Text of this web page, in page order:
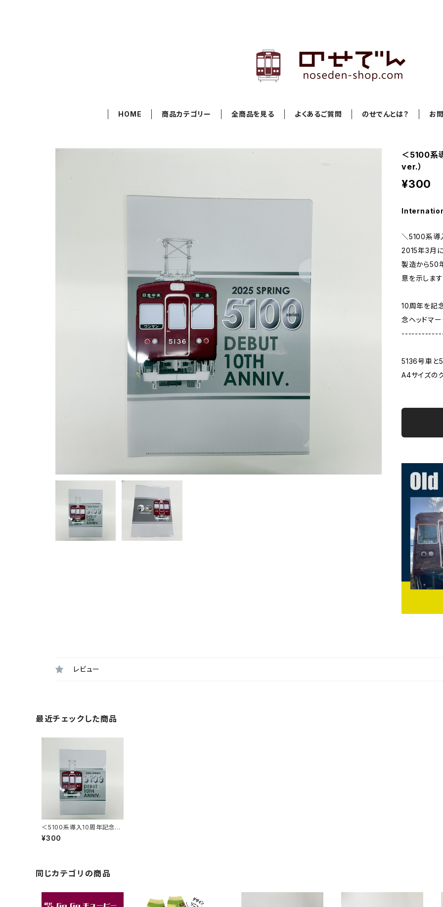
HOME 商品カテゴリー 全商品を見る よくあるご質問 のせでんとは？ お
＜5100系
ver.）
¥300
＼5100系導
2015年3月に
製造から50
意を示します
10周年を記
念ヘッドマー
5136号車と
A4サイズのク
レビュー
最近チェックした商品
＜5100系導入10周年記念＞
クリアファイル（イラストver.）
¥300
同じカテゴリの商品